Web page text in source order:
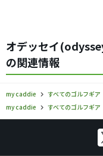
オデッセイ
の関連情報
my caddie すべてのゴルフギア
my caddie
すべてのゴルフギア